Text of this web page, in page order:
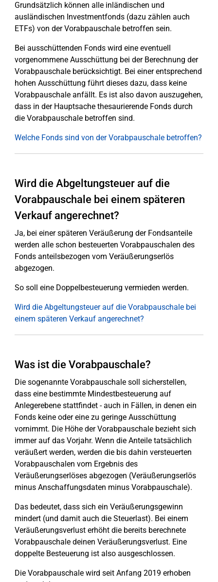
Grundsätzlich können alle inländischen und
ausländischen Investmentfonds (dazu zählen auch
ETFs) von der Vorabpauschale betroffen sein.
Bei ausschüttenden Fonds wird eine eventuell
vorgenommene Ausschüttung bei der Berechnung der
Vorabpauschale berücksichtigt. Bei einer entsprechend
hohen Ausschüttung führt dieses dazu, dass keine
Vorabpauschale anfällt. Es ist also davon auszugehen,
dass in der Hauptsache thesaurierende Fonds durch
die Vorabpauschale betroffen sind.
Welche Fonds sind von der Vorabpauschale betroffen?
Wird die Abgeltungsteuer auf die
Vorabpauschale bei einem späteren
Verkauf angerechnet?
Ja, bei einer späteren Veräußerung der Fondsanteile
werden alle schon besteuerten Vorabpauschalen des
Fonds anteilsbezogen vom Veräußerungserlös
abgezogen.
So soll eine Doppelbesteuerung vermieden werden.
Wird die Abgeltungsteuer auf die Vorabpauschale bei
einem späteren Verkauf angerechnet?
Was ist die Vorabpauschale?
Die sogenannte Vorabpauschale soll sicherstellen,
dass eine bestimmte Mindestbesteuerung auf
Anlegerebene stattfindet - auch in Fällen, in denen ein
Fonds keine oder eine zu geringe Ausschüttung
vornimmt. Die Höhe der Vorabpauschale bezieht sich
immer auf das Vorjahr. Wenn die Anteile tatsächlich
veräußert werden, werden die bis dahin versteuerten
Vorabpauschalen vom Ergebnis des
Veräußerungserlöses abgezogen (Veräußerungserlös
minus Anschaffungsdaten minus Vorabpauschale).
Das bedeutet, dass sich ein Veräußerungsgewinn
mindert (und damit auch die Steuerlast). Bei einem
Veräußerungsverlust erhöht die bereits berechnete
Vorabpauschale deinen Veräußerungsverlust. Eine
doppelte Besteuerung ist also ausgeschlossen.
Die Vorabpauschale wird seit Anfang 2019 erhoben